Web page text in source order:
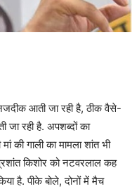
आती जा रही है, ठीक वैसे-
जा रही है. अपशब्दों का
की गाली का मामला शांत भी
किशोर को नटवरलाल कह
है. पीके बोले, दोनों में मैच